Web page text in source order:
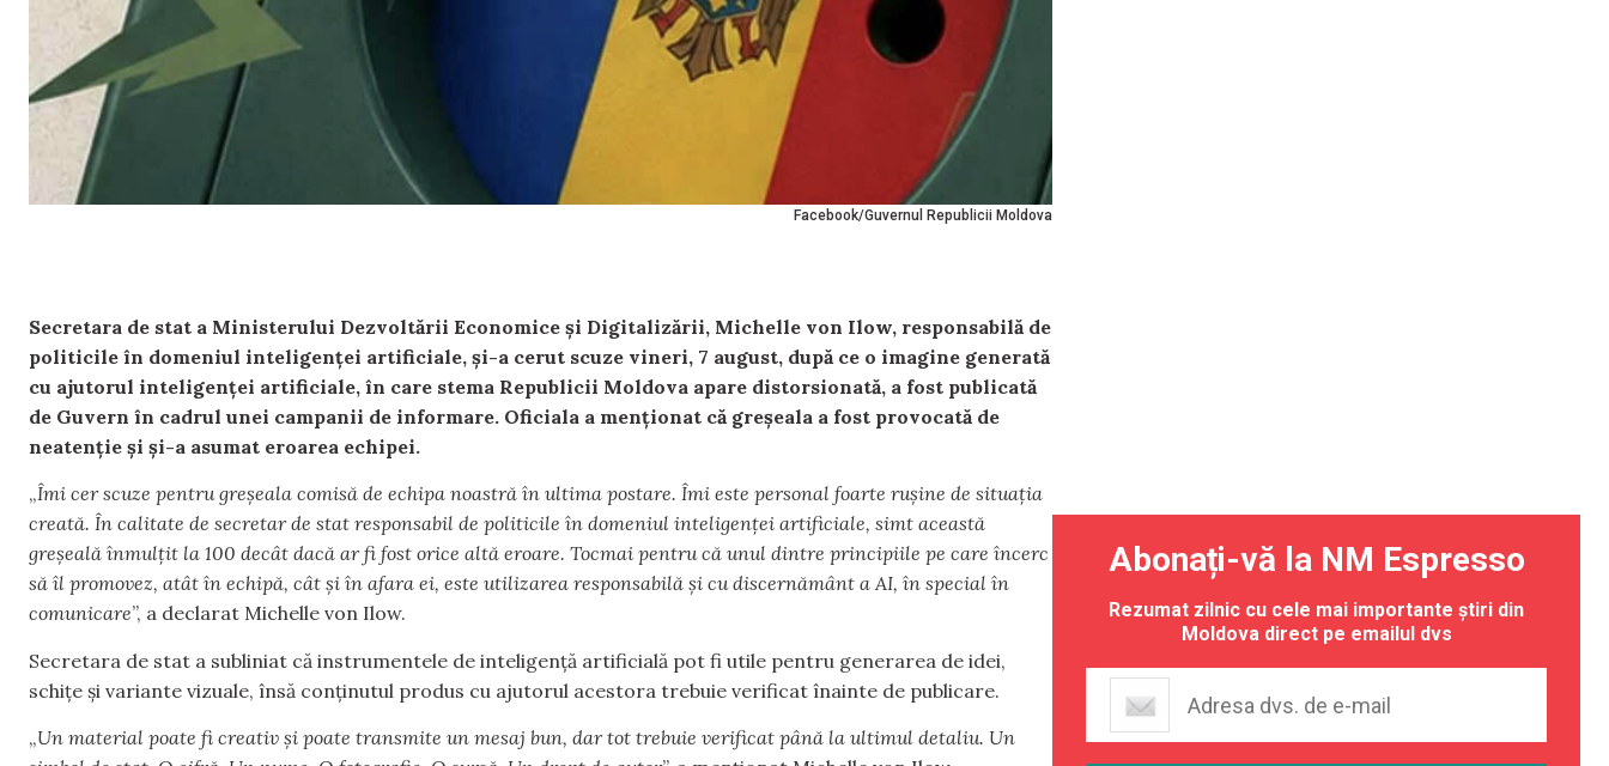
Facebook/Guvernul Republicii Moldova
Secretara de stat a Ministerului Dezvoltării Economice și Digitalizării, Michelle von Ilow, responsabilă de
politicile în domeniul inteligenței artificiale, și-a cerut scuze vineri, 7 august, după ce o imagine generată
cu ajutorul inteligenței artificiale, în care stema Republicii Moldova apare distorsionată, a fost publicată
de Guvern în cadrul unei campanii de informare. Oficiala a menționat că greșeala a fost provocată de
neatenție și și-a asumat eroarea echipei.
„Îmi cer scuze pentru greșeala comisă de echipa noastră în ultima postare. Îmi este personal foarte rușine de situația
creată. În calitate de secretar de stat responsabil de politicile în domeniul inteligenței artificiale, simt această
greșeală înmulțit la 100 decât dacă ar fi fost orice altă eroare. Tocmai pentru că unul dintre principiile pe care încerc
să îl promovez, atât în echipă, cât și în afara ei, este utilizarea responsabilă și cu discernământ a AI, în special în
comunicare”, a declarat Michelle von Ilow.
Secretara de stat a subliniat că instrumentele de inteligență artificială pot fi utile pentru generarea de idei,
schițe și variante vizuale, însă conținutul produs cu ajutorul acestora trebuie verificat înainte de publicare.
„Un material poate fi creativ și poate transmite un mesaj bun, dar tot trebuie verificat până la ultimul detaliu. Un
Abonați-vă la NM Espresso
Rezumat zilnic cu cele mai importante știri din
Moldova direct pe emailul dvs